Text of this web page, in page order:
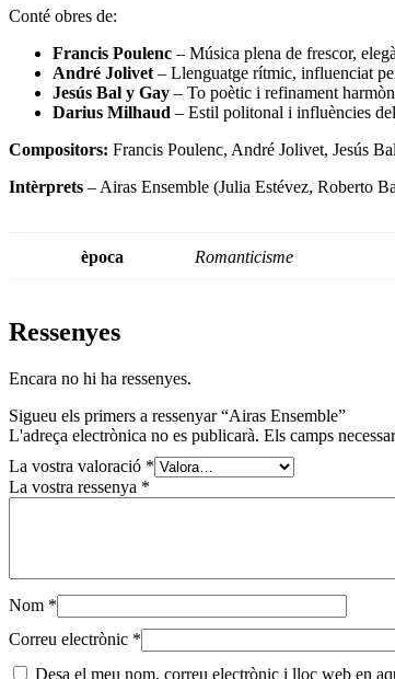
Conté obres de:
Francis Poulenc – Música plena de frescor,
André Jolivet – Llenguatge rítmic, influenciat
Jesús Bal y Gay – To poètic i refinament
Darius Milhaud – Estil politonal i influències
Compositors: Francis Poulenc, André Jolivet, Jesús
Intèrprets – Airas Ensemble (Julia Estévez, Roberto
època Romanticisme
Ressenyes
Encara no hi ha ressenyes.
Sigueu els primers a ressenyar “Airas Ensemble”
L'adreça electrònica no es publicarà. Els camps
La vostra valoració *
La vostra ressenya *
Nom *
Correu electrònic *
Desa el meu nom, correu electrònic i lloc web en